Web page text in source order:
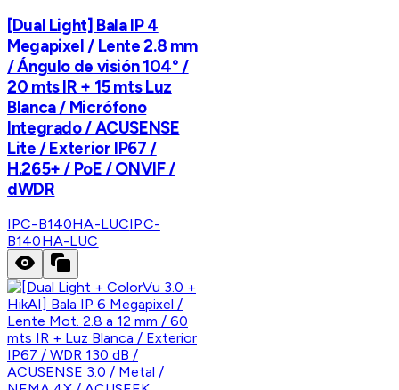
[Dual Light] Bala IP 4
Megapixel / Lente 2.8 mm
/ Ángulo de visión 104° /
20 mts IR + 15 mts Luz
Blanca / Micrófono
Integrado / ACUSENSE
Lite / Exterior IP67 /
H.265+ / PoE / ONVIF /
dWDR
IPC-B140HA-LUCIPC-
B140HA-LUC